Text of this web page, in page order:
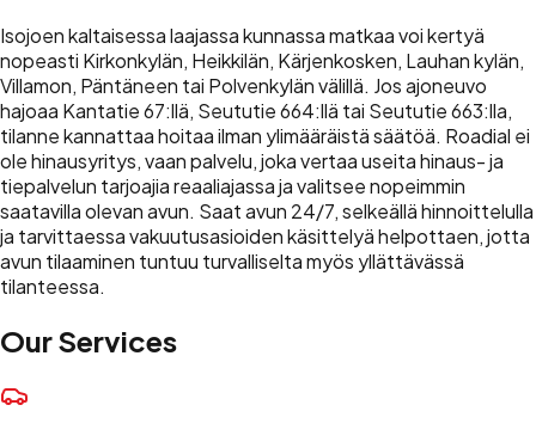
Isojoen kaltaisessa laajassa kunnassa matkaa voi kertyä
nopeasti Kirkonkylän, Heikkilän, Kärjenkosken, Lauhan kylän,
Villamon, Päntäneen tai Polvenkylän välillä. Jos ajoneuvo
hajoaa Kantatie 67:llä, Seututie 664:llä tai Seututie 663:lla,
tilanne kannattaa hoitaa ilman ylimääräistä säätöä. Roadial ei
ole hinausyritys, vaan palvelu, joka vertaa useita hinaus- ja
tiepalvelun tarjoajia reaaliajassa ja valitsee nopeimmin
saatavilla olevan avun. Saat avun 24/7, selkeällä hinnoittelulla
ja tarvittaessa vakuutusasioiden käsittelyä helpottaen, jotta
avun tilaaminen tuntuu turvalliselta myös yllättävässä
tilanteessa.
Our Services